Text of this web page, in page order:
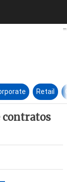
la venta
Retail
contratos